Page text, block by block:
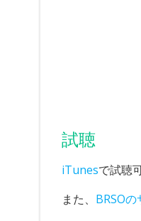
試聴
iTunesで試聴
また、 BRSOの